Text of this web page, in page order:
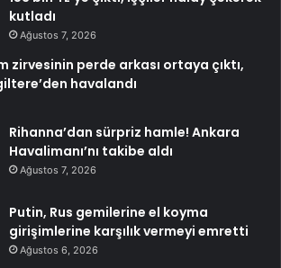
kutladı
Ağustos 7, 2026
zirvesinin perde arkası ortaya çıktı,
havalandı
Rihanna’dan sürpriz hamle! Ankara
Havalimanı’nı takibe aldı
Ağustos 7, 2026
Putin, Rus gemilerine el koyma
girişimlerine karşılık vermeyi emretti
Ağustos 6, 2026